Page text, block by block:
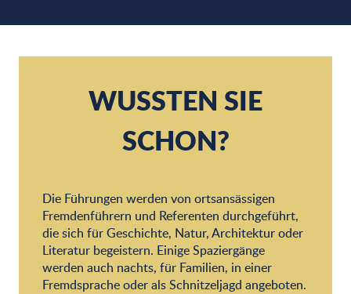
1-stündige Autofahrt mit Chauffeur: Cassis und die
2CV Mehari Club : Besuch der Werkstätten
Atelier traite et petit-déjeuner à la chèvrerie
Geführte Tour: Entdeckung von Cassis auf Deutsch
Führung durch die Camargo-Stiftung auf Französisch
WUSSTEN SIE
SCHON?
Die Führungen werden von ortsansässigen
Fremdenführern und Referenten durchgeführt,
die sich für Geschichte, Natur, Architektur oder
Literatur begeistern. Einige Spaziergänge
werden auch nachts, für Familien, in einer
Fremdsprache oder als Schnitzeljagd angeboten.